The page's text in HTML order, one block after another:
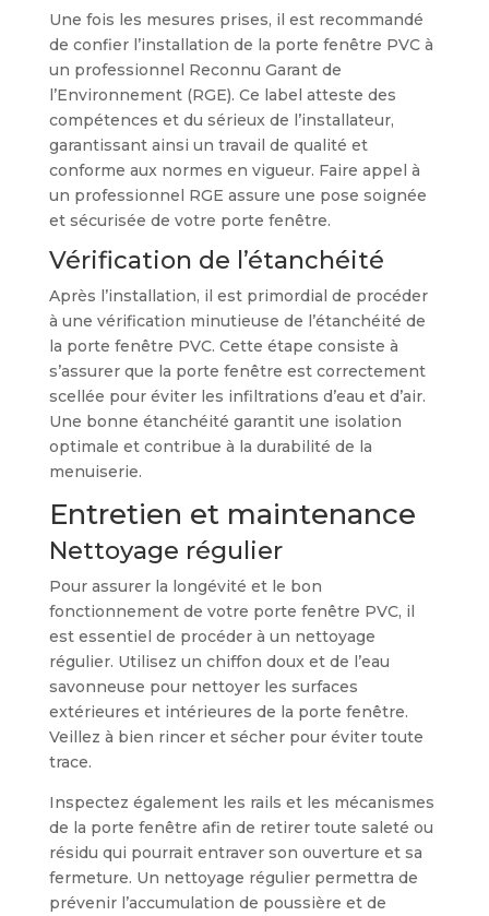
Une fois les mesures prises, il est recommandé
de confier l’installation de la porte fenêtre PVC à
un professionnel Reconnu Garant de
l’Environnement (RGE). Ce label atteste des
compétences et du sérieux de l’installateur,
garantissant ainsi un travail de qualité et
conforme aux normes en vigueur. Faire appel à
un professionnel RGE assure une pose soignée
et sécurisée de votre porte fenêtre.
Vérification de l’étanchéité
Après l’installation, il est primordial de procéder
à une vérification minutieuse de l’étanchéité de
la porte fenêtre PVC. Cette étape consiste à
s’assurer que la porte fenêtre est correctement
scellée pour éviter les infiltrations d’eau et d’air.
Une bonne étanchéité garantit une isolation
optimale et contribue à la durabilité de la
menuiserie.
Entretien et maintenance
Nettoyage régulier
Pour assurer la longévité et le bon
fonctionnement de votre porte fenêtre PVC, il
est essentiel de procéder à un nettoyage
régulier. Utilisez un chiffon doux et de l’eau
savonneuse pour nettoyer les surfaces
extérieures et intérieures de la porte fenêtre.
Veillez à bien rincer et sécher pour éviter toute
trace.
Inspectez également les rails et les mécanismes
de la porte fenêtre afin de retirer toute saleté ou
résidu qui pourrait entraver son ouverture et sa
fermeture. Un nettoyage régulier permettra de
prévenir l’accumulation de poussière et de